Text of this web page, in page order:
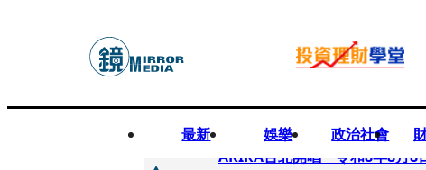
最新 娛樂 政治社會
快訊
AKIRA台北開唱「令和8年8月8